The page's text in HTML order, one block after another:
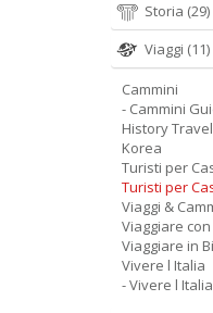
Storia (29)
Viaggi (11)
Cammini
- Cammini
History Travel
Korea
Turisti per
Turisti per
Viaggi &
Viaggiare
Viaggiare in
Vivere l Italia
- Vivere l